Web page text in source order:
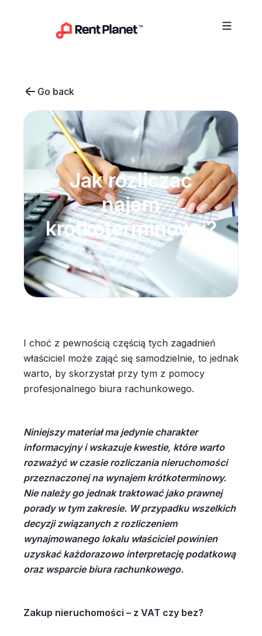
Go back
Jak rozliczać
najem
krótkoterminowy?
I choć z pewnością częścią tych zagadnień
właściciel może zająć się samodzielnie, to jednak
warto, by skorzystał przy tym z pomocy
profesjonalnego biura rachunkowego.
Niniejszy materiał ma jedynie charakter
informacyjny i wskazuje kwestie, które warto
rozważyć w czasie rozliczania nieruchomości
przeznaczonej na wynajem krótkoterminowy.
Nie należy go jednak traktować jako prawnej
porady w tym zakresie. W przypadku wszelkich
decyzji związanych z rozliczeniem
wynajmowanego lokalu właściciel powinien
uzyskać każdorazowo interpretację podatkową
oraz wsparcie biura rachunkowego.
Zakup nieruchomości – z VAT czy bez?